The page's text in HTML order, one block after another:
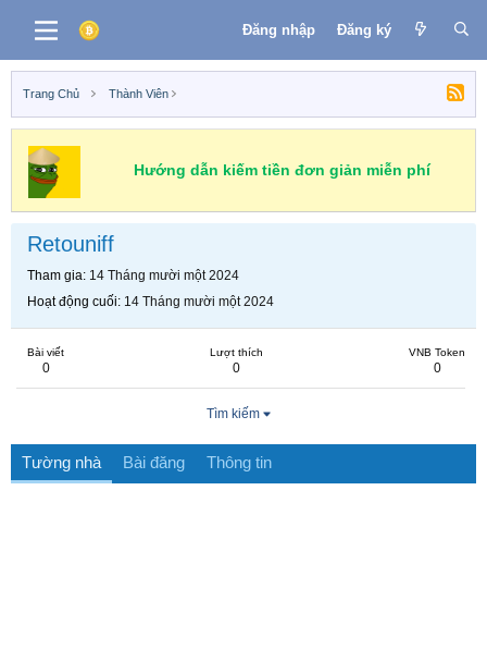
Đăng nhập Đăng ký
Trang Chủ Thành Viên
Hướng dẫn kiếm tiền đơn giản miễn phí
Retouniff
Tham gia 14 Tháng mười một 2024
Hoạt động cuối 14 Tháng mười một 2024
Bài viết
0
Lượt thích
0
VNB Token
0
Tìm kiếm
Tường nhà Bài đăng Thông tin